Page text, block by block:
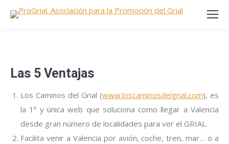
Las 5 Ventajas
Los Caminos del Grial (www.loscaminosdelgrial.com), es
la 1ª y única web que soluciona como llegar a Valencia
desde gran número de localidades para ver el GRIAL.
Facilita venir a Valencia por avión, coche, tren, mar… o a